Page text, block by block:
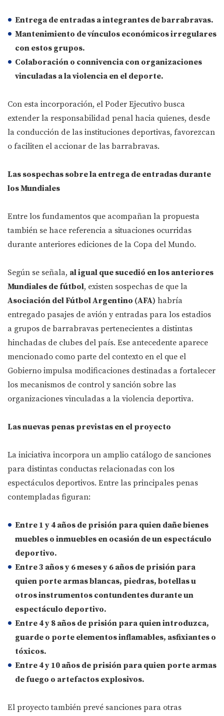
Entrega de entradas a integrantes de barrabravas.
Mantenimiento de vínculos económicos irregulares
con estos grupos.
Colaboración o connivencia con organizaciones
vinculadas a la violencia en el deporte.
Con esta incorporación, el Poder Ejecutivo busca
extender la responsabilidad penal hacia quienes, desde
la conducción de las instituciones deportivas, favorezcan
o faciliten el accionar de las barrabravas.
Las sospechas sobre la entrega de entradas durante
los Mundiales
Entre los fundamentos que acompañan la propuesta
también se hace referencia a situaciones ocurridas
durante anteriores ediciones de la Copa del Mundo.
Según se señala, al igual que sucedió en los anteriores
Mundiales de fútbol, existen sospechas de que la
Asociación del Fútbol Argentino (AFA) habría
entregado pasajes de avión y entradas para los estadios
a grupos de barrabravas pertenecientes a distintas
hinchadas de clubes del país. Ese antecedente aparece
mencionado como parte del contexto en el que el
Gobierno impulsa modificaciones destinadas a fortalecer
los mecanismos de control y sanción sobre las
organizaciones vinculadas a la violencia deportiva.
Las nuevas penas previstas en el proyecto
La iniciativa incorpora un amplio catálogo de sanciones
para distintas conductas relacionadas con los
espectáculos deportivos. Entre las principales penas
contempladas figuran:
Entre 1 y 4 años de prisión para quien dañe bienes
muebles o inmuebles en ocasión de un espectáculo
deportivo.
Entre 3 años y 6 meses y 6 años de prisión para
quien porte armas blancas, piedras, botellas u
otros instrumentos contundentes durante un
espectáculo deportivo.
Entre 4 y 8 años de prisión para quien introduzca,
guarde o porte elementos inflamables, asfixiantes o
tóxicos.
Entre 4 y 10 años de prisión para quien porte armas
de fuego o artefactos explosivos.
El proyecto también prevé sanciones para otras